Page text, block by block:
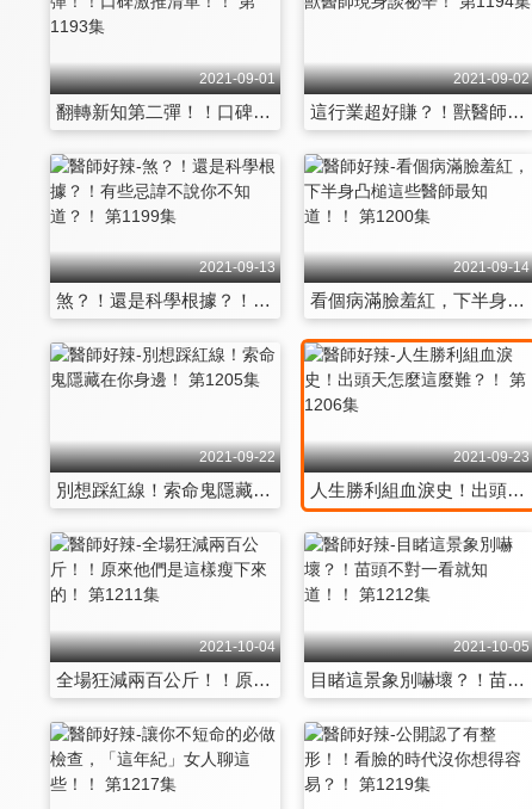
2021-09-01
翻轉新知第二彈！！口碑激推清單！！ 第1193集
2021-09-02
這行業超好賺？！獸醫師現身談祕辛！ 第1194集
2021-09-13
煞？！還是科學根據？！有些忌諱不說你不知道？！ 第1199集
2021-09-14
看個病滿臉羞紅，下半身凸槌這些醫師最知道！！ 第1200集
2021-09-22
別想踩紅線！索命鬼隱藏在你身邊！ 第1205集
2021-09-23
人生勝利組血淚史！出頭天怎麼這麼難？！ 第1206集
2021-10-04
全場狂減兩百公斤！！原來他們是這樣瘦下來的！ 第1211集
2021-10-05
目睹這景象別嚇壞？！苗頭不對一看就知道！！ 第1212集